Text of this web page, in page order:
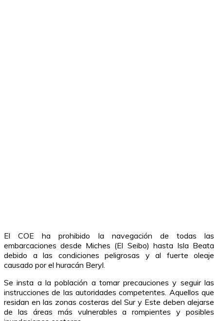
El COE ha prohibido la navegación de todas las
embarcaciones desde Miches (El Seibo) hasta Isla Beata
debido a las condiciones peligrosas y al fuerte oleaje
causado por el huracán Beryl.
Se insta a la población a tomar precauciones y seguir las
instrucciones de las autoridades competentes. Aquellos que
residan en las zonas costeras del Sur y Este deben alejarse
de las áreas más vulnerables a rompientes y posibles